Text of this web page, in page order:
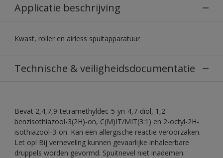
Applicatie beschrijving
Kwast, roller en airless spuitapparatuur
Technische & veiligheidsdocumentatie
Bevat 2,4,7,9-tetramethyldec-5-yn-4,7-diol, 1,2-
benzisothiazool-3(2H)-on, C(M)IT/MIT(3:1) en 2-octyl-2H-
isothiazool-3-on. Kan een allergische reactie veroorzaken.
Let op! Bij verneveling kunnen gevaarlijke inhaleerbare
druppels worden gevormd. Spuitnevel niet inademen.